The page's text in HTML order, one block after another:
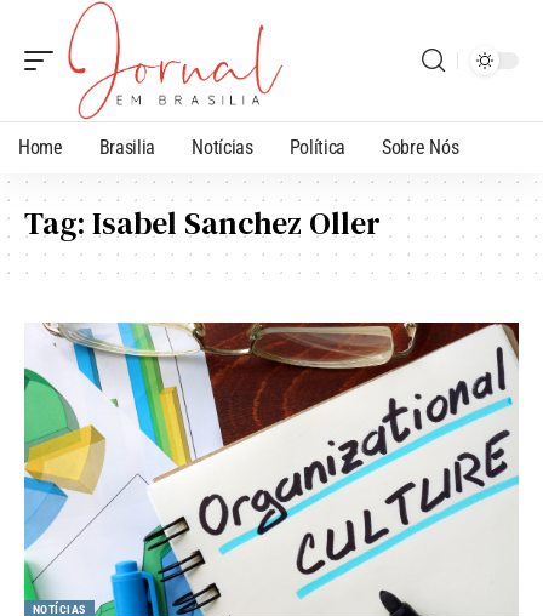
Home Brasilia Notícias Política Sobre Nós
Tag:Isabel Sanchez Oller
NOTÍCIAS